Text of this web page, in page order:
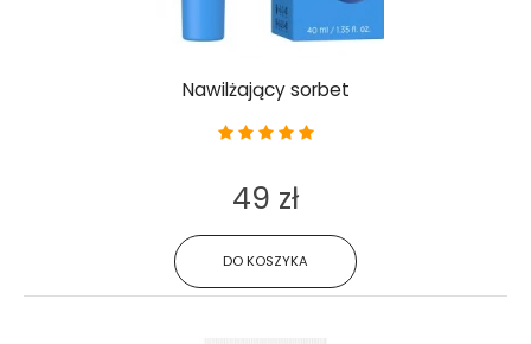
Nawilżający sorbet
DO KOSZYKA
49 zł